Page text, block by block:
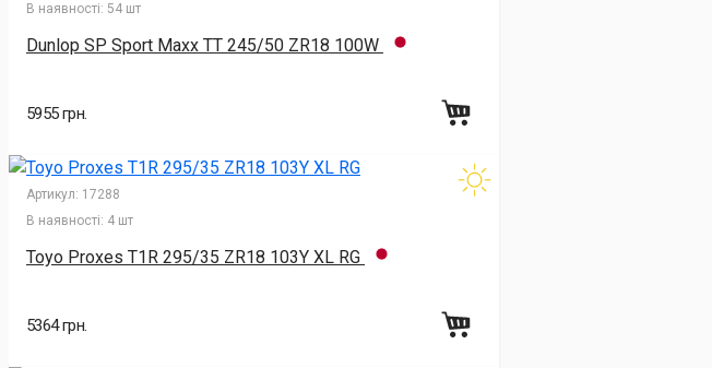
В наявності: 54 шт
Dunlop SP Sport Maxx TT 245/50 ZR18 100W
5955 грн.
Артикул: 17288
В наявності: 4 шт
Toyo Proxes T1R 295/35 ZR18 103Y XL RG
5364 грн.